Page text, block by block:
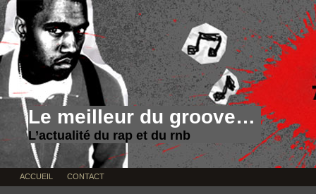
Le meilleur du groove…
L’actualité du rap et du rnb
ACCUEIL CONTACT